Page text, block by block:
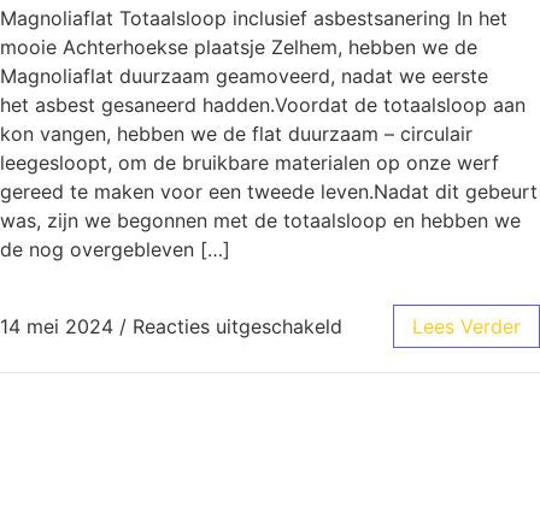
Magnoliaflat Totaalsloop inclusief asbestsanering In het
mooie Achterhoekse plaatsje Zelhem, hebben we de
Magnoliaflat duurzaam geamoveerd, nadat we eerste
het asbest gesaneerd hadden.Voordat de totaalsloop aan
kon vangen, hebben we de flat duurzaam – circulair
leegesloopt, om de bruikbare materialen op onze werf
gereed te maken voor een tweede leven.Nadat dit gebeurt
was, zijn we begonnen met de totaalsloop en hebben we
de nog overgebleven […]
14 mei 2024 / Reacties uitgeschakeld Lees Verder